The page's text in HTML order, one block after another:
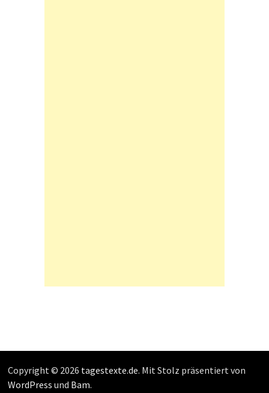
Copyright © 2026 tagestexte.de. Mit Stolz präsentiert von
WordPress und Bam.